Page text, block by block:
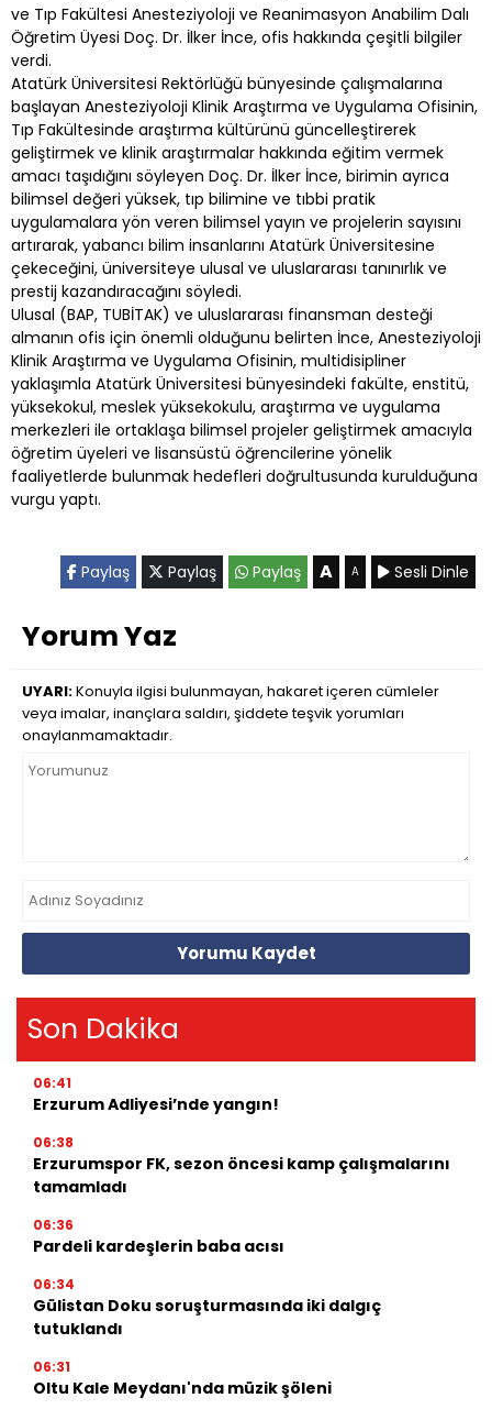
ve Tıp Fakültesi Anesteziyoloji ve Reanimasyon Anabilim Dalı
Öğretim Üyesi Doç. Dr. İlker İnce, ofis hakkında çeşitli bilgiler
verdi.
Atatürk Üniversitesi Rektörlüğü bünyesinde çalışmalarına
başlayan Anesteziyoloji Klinik Araştırma ve Uygulama Ofisinin,
Tıp Fakültesinde araştırma kültürünü güncelleştirerek
geliştirmek ve klinik araştırmalar hakkında eğitim vermek
amacı taşıdığını söyleyen Doç. Dr. İlker İnce, birimin ayrıca
bilimsel değeri yüksek, tıp bilimine ve tıbbi pratik
uygulamalara yön veren bilimsel yayın ve projelerin sayısını
artırarak, yabancı bilim insanlarını Atatürk Üniversitesine
çekeceğini, üniversiteye ulusal ve uluslararası tanınırlık ve
prestij kazandıracağını söyledi.
Ulusal (BAP, TUBİTAK) ve uluslararası finansman desteği
almanın ofis için önemli olduğunu belirten İnce, Anesteziyoloji
Klinik Araştırma ve Uygulama Ofisinin, multidisipliner
yaklaşımla Atatürk Üniversitesi bünyesindeki fakülte, enstitü,
yüksekokul, meslek yüksekokulu, araştırma ve uygulama
merkezleri ile ortaklaşa bilimsel projeler geliştirmek amacıyla
öğretim üyeleri ve lisansüstü öğrencilerine yönelik
faaliyetlerde bulunmak hedefleri doğrultusunda kurulduğuna
vurgu yaptı.
Paylaş Paylaş Paylaş A A Sesli Dinle
Yorum Yaz
UYARI:Konuyla ilgisi bulunmayan, hakaret içeren cümleler
veya imalar, inançlara saldırı, şiddete teşvik yorumları
onaylanmamaktadır.
Yorumu Kaydet
Son Dakika
06:41
Erzurum Adliyesi’nde yangın!
06:38
Erzurumspor FK, sezon öncesi kamp çalışmalarını
tamamladı
06:36
Pardeli kardeşlerin baba acısı
06:34
Gülistan Doku soruşturmasında iki dalgıç
tutuklandı
06:31
Oltu Kale Meydanı'nda müzik şöleni